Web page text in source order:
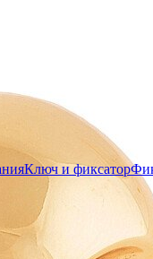
Ключ и фиксатор